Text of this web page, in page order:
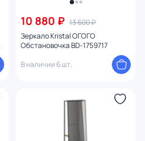
10 880 ₽ 13 600 ₽
Зеркало Kristal ОГОГО
Обстановочка BD-1759717
В наличии 6 шт.